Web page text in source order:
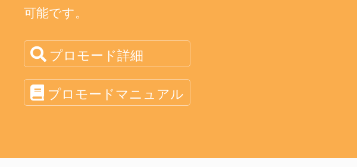
可能です。
プロモード詳細
プロモードマニュアル